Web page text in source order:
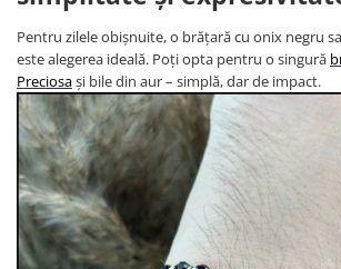
Pentru zilele obișnuite, o brățară cu onix negru
este alegerea ideală. Poți opta pentru o singură
Preciosași bile din aur – simplă, dar de impact.